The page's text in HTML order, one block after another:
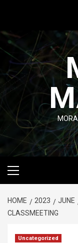
content
Menu
HOME 2023 JUNE
CLASSMEETING
Uncategorized